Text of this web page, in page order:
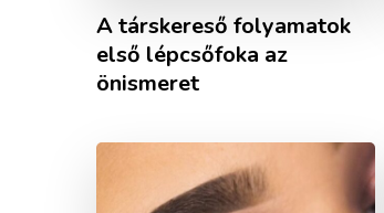
A társkereső folyamatok
első lépcsőfoka az
önismeret